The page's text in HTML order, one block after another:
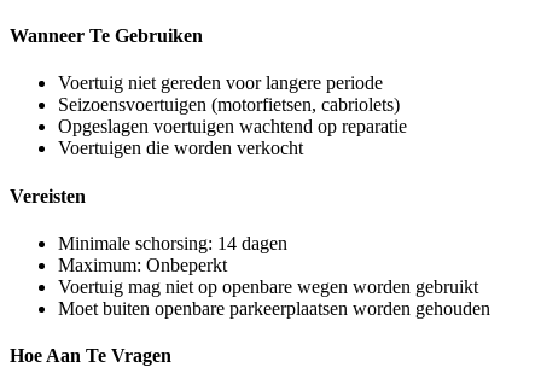
Wanneer Te Gebruiken
Voertuig niet gereden voor langere periode
Seizoensvoertuigen (motorfietsen, cabriolets)
Opgeslagen voertuigen wachtend op reparatie
Voertuigen die worden verkocht
Vereisten
Minimale schorsing: 14 dagen
Maximum: Onbeperkt
Voertuig mag niet op openbare wegen worden gebruikt
Moet buiten openbare parkeerplaatsen worden gehouden
Hoe Aan Te Vragen